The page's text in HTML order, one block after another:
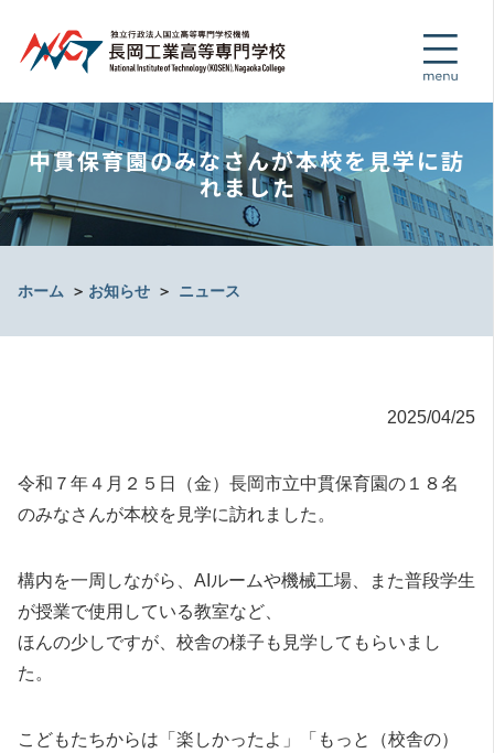
中貫保育園のみなさんが本校を見学に訪
れました
ホーム ＞ お知らせ ＞ ニュース
2025/04/25
令和７年４月２５日（金）長岡市立中貫保育園の１８名
のみなさんが本校を見学に訪れました。
構内を一周しながら、AIルームや機械工場、また普段学生
が授業で使用している教室など、
ほんの少しですが、校舎の様子も見学してもらいまし
た。
こどもたちからは「楽しかったよ」「もっと（校舎の）